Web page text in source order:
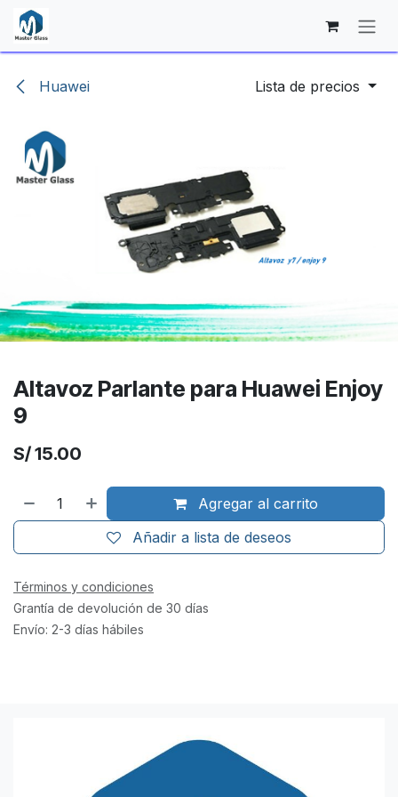
Ir al contenido
Huawei Lista de precios
Altavoz Parlante para Huawei Enjoy
9
S/15.00
Agregar al carrito
Añadir a lista de deseos
Términos y condiciones
Grantía de devolución de 30 días
Envío: 2-3 días hábiles